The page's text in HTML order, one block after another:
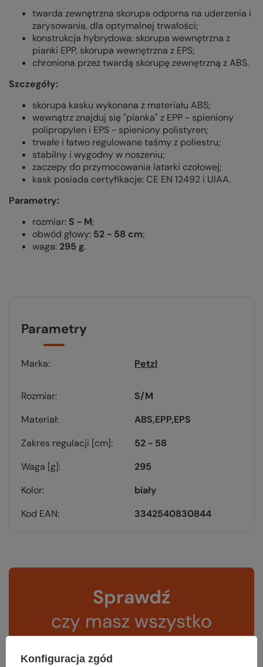
twarda zewnętrzna skorupa odporna na uderzenia i
zarysowania, dla optymalnej trwałości;
konstrukcja hybrydowa: skorupa wewnętrzna z
pianki EPP, skorupa wewnętrzna z EPS;
chroniona przez twardą skorupę zewnętrzną z ABS.
Szczegóły:
skorupa kasku wykonana z materiału ABS;
wewnątrz znajduj się "pianka" z EPP - spieniony
polipropylen i EPS - spieniony polistyren;
trwałe i łatwo regulowane taśmy z poliestru;
stabilny i wygodny w noszeniu;
zaczepy do przymocowania latarki czołowej;
kask posiada certyfikacje: CE EN 12492 i UIAA.
Parametry:
rozmiar: S - M;
obwód głowy: 52 - 58 cm;
waga: 295 g.
Parametry
Marka Petzl
Rozmiar
S/M
Materiał
ABS EPP EPS
Zakres regulacji [cm]
52 - 58
Waga [g]
295
Kolor
biały
Kod EAN
3342540830844
Sprawdź
czy masz wszystko
TWOJA LISTA SPRZĘTOWA
Konfiguracja zgód